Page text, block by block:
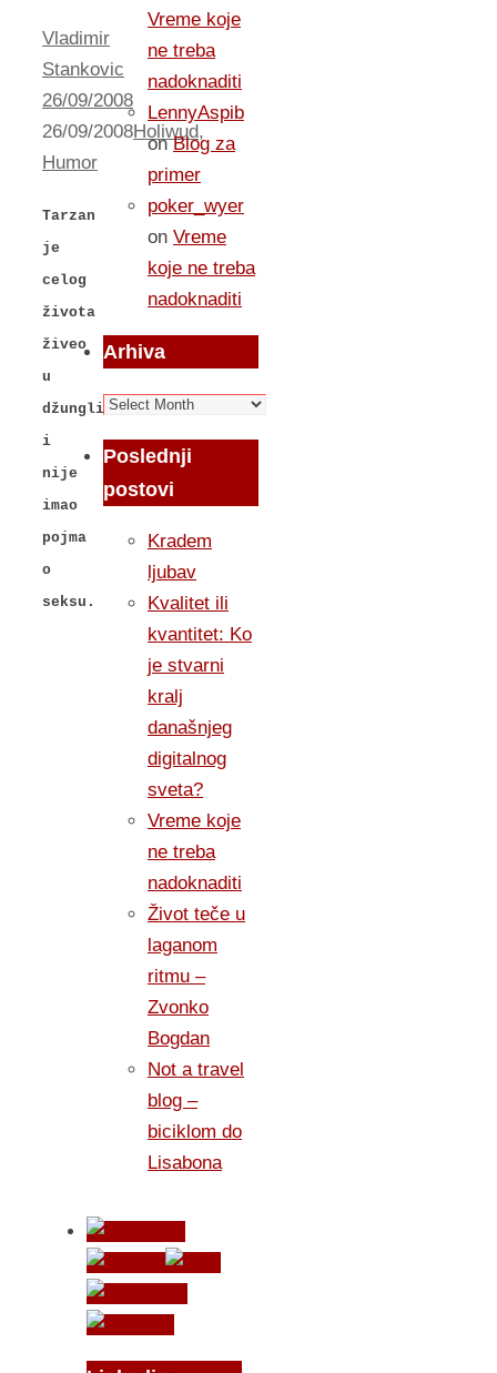
Vladimir
Stankovic
26/09/2008
26/09/2008Holiwud,
Humor
Tarzan
je
celog
života
živeo
u
džungli
i
nije
imao
pojma
o
seksu.
Vreme koje
ne treba
nadoknaditi
LennyAspib
onBlog za
primer
poker_wyer
on Vreme
koje ne treba
nadoknaditi
Arhiva
Arhiva
Poslednji
postovi
Kradem
ljubav
Kvalitet ili
kvantitet: Ko
je stvarni
kralj
današnjeg
digitalnog
sveta?
Vreme koje
ne treba
nadoknaditi
Život teče u
laganom
ritmu –
Zvonko
Bogdan
Not a travel
blog –
biciklom do
Lisabona